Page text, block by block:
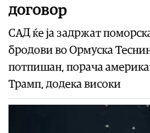
договор
САД ќе ја задржат
бродови во Ормуска
потпишан, порача
Трамп, додека високи